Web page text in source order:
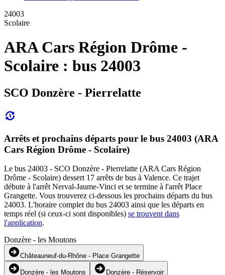
24003
Scolaire
ARA Cars Région Drôme -
Scolaire : bus 24003
SCO Donzère - Pierrelatte
Arrêts et prochains départs pour le bus 24003 (ARA
Cars Région Drôme - Scolaire)
Le bus 24003 - SCO Donzère - Pierrelatte (ARA Cars Région
Drôme - Scolaire) dessert 17 arrêts de bus à Valence. Ce trajet
débute à l'arrêt Nerval-Jaume-Vinci et se termine à l'arrêt Place
Grangette. Vous trouverez ci-dessous les prochains départs du bus
24003. L'horaire complet du bus 24003 ainsi que les départs en
temps réel (si ceux-ci sont disponibles) se trouvent dans
l'application.
Donzère - les Moutons
Châteauneuf-du-Rhône - Place Grangette
Donzère - les Moutons Donzère - Réservoir